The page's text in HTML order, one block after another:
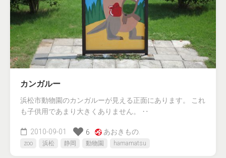
カンガルー
浜松市動物園のカンガルーが見える正面にあります。 これ
も子供用であまり大きくありません。 ‥
2010-09-01 6 あおきもの.
zoo 浜松 静岡 動物園 hamamatsu